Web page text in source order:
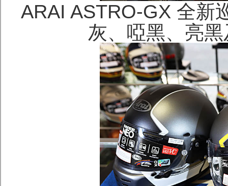
ARAI ASTRO-GX 全新
灰、啞黑、亮